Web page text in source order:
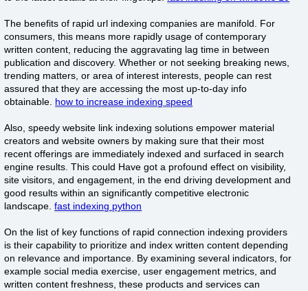
The benefits of rapid url indexing companies are manifold. For
consumers, this means more rapidly usage of contemporary
written content, reducing the aggravating lag time in between
publication and discovery. Whether or not seeking breaking news,
trending matters, or area of interest interests, people can rest
assured that they are accessing the most up-to-day info
obtainable. how to increase indexing speed
Also, speedy website link indexing solutions empower material
creators and website owners by making sure that their most
recent offerings are immediately indexed and surfaced in search
engine results. This could Have got a profound effect on visibility,
site visitors, and engagement, in the end driving development and
good results within an significantly competitive electronic
landscape.fast indexing python
On the list of key functions of rapid connection indexing providers
is their capability to prioritize and index written content depending
on relevance and importance. By examining several indicators, for
example social media exercise, user engagement metrics, and
written content freshness, these products and services can